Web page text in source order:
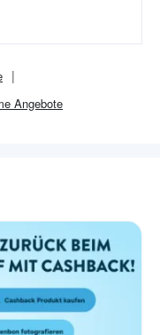
Angebote